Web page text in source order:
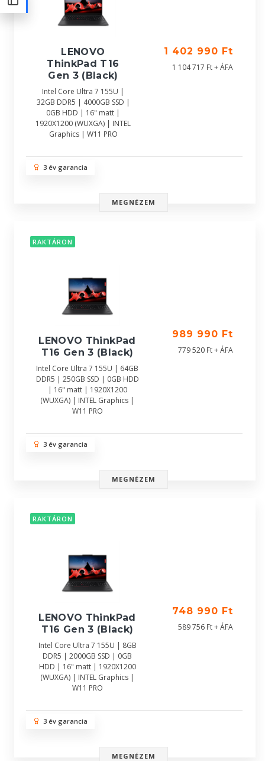
LENOVO
ThinkPad T16
Gen 3 (Black)
Intel Core Ultra 7 155U |
32GB DDR5 | 4000GB SSD |
0GB HDD | 16" matt |
1920X1200 (WUXGA) | INTEL
Graphics | W11 PRO
1 402 990 Ft
1 104 717 Ft + ÁFA
3 év garancia
MEGNÉZEM
RAKTÁRON
LENOVO ThinkPad
T16 Gen 3 (Black)
Intel Core Ultra 7 155U | 64GB
DDR5 | 250GB SSD | 0GB HDD
| 16" matt | 1920X1200
(WUXGA) | INTEL Graphics |
W11 PRO
989 990 Ft
779 520 Ft + ÁFA
3 év garancia
MEGNÉZEM
RAKTÁRON
LENOVO ThinkPad
T16 Gen 3 (Black)
Intel Core Ultra 7 155U | 8GB
DDR5 | 2000GB SSD | 0GB
HDD | 16" matt | 1920X1200
(WUXGA) | INTEL Graphics |
W11 PRO
748 990 Ft
589 756 Ft + ÁFA
3 év garancia
MEGNÉZEM